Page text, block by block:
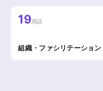
19用語
組織・ファシリテーション